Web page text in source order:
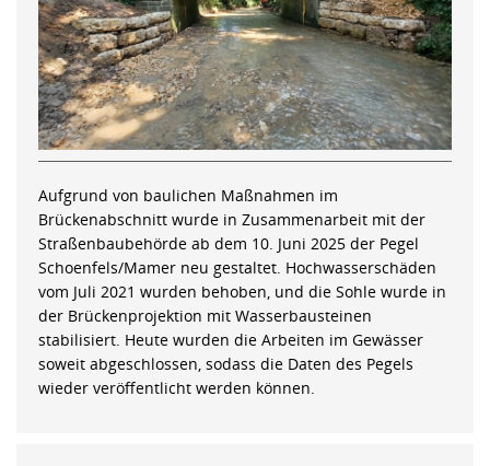
Aufgrund von baulichen Maßnahmen im
Brückenabschnitt wurde in Zusammenarbeit mit der
Straßenbaubehörde ab dem 10. Juni 2025 der Pegel
Schoenfels/Mamer neu gestaltet. Hochwasserschäden
vom Juli 2021 wurden behoben, und die Sohle wurde in
der Brückenprojektion mit Wasserbausteinen
stabilisiert. Heute wurden die Arbeiten im Gewässer
soweit abgeschlossen, sodass die Daten des Pegels
wieder veröffentlicht werden können.